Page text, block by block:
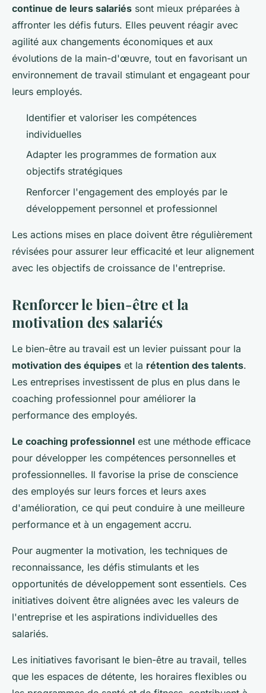
continue de leurs salariés sont mieux préparées à
affronter les défis futurs. Elles peuvent réagir avec
agilité aux changements économiques et aux
évolutions de la main-d'œuvre, tout en favorisant un
environnement de travail stimulant et engageant pour
leurs employés.
Identifier et valoriser les compétences
individuelles
Adapter les programmes de formation aux
objectifs stratégiques
Renforcer l'engagement des employés par le
développement personnel et professionnel
Les actions mises en place doivent être régulièrement
révisées pour assurer leur efficacité et leur alignement
avec les objectifs de croissance de l'entreprise.
Renforcer le bien-être et la
motivation des salariés
Le bien-être au travail est un levier puissant pour la
motivation des équipes et la rétention des talents.
Les entreprises investissent de plus en plus dans le
coaching professionnel pour améliorer la
performance des employés.
Le coaching professionnel est une méthode efficace
pour développer les compétences personnelles et
professionnelles. Il favorise la prise de conscience
des employés sur leurs forces et leurs axes
d'amélioration, ce qui peut conduire à une meilleure
performance et à un engagement accru.
Pour augmenter la motivation, les techniques de
reconnaissance, les défis stimulants et les
opportunités de développement sont essentiels. Ces
initiatives doivent être alignées avec les valeurs de
l'entreprise et les aspirations individuelles des
salariés.
Les initiatives favorisant le bien-être au travail, telles
que les espaces de détente, les horaires flexibles ou